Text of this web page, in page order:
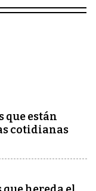
que están
cotidianas